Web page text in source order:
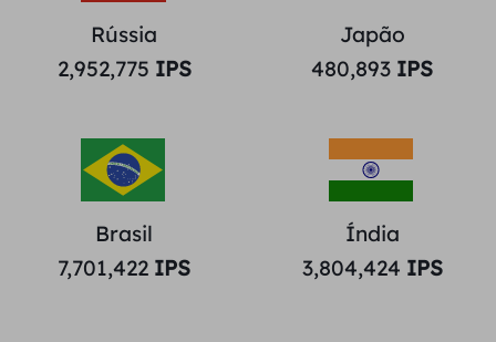
Rússia
2,952,775 IPS
Japão
480,893 IPS
Brasil
7,701,422 IPS
Índia
3,804,424 IPS